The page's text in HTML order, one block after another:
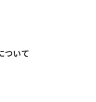
ついて